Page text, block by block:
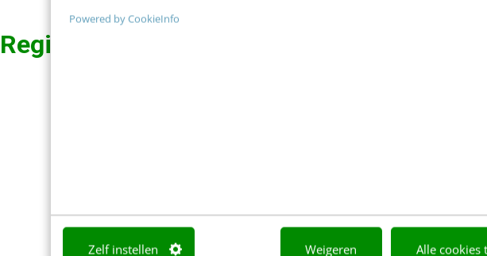
Powered by CookieInfo
Zelf instellen Weigeren Alle cookies
Registratievolgorde A